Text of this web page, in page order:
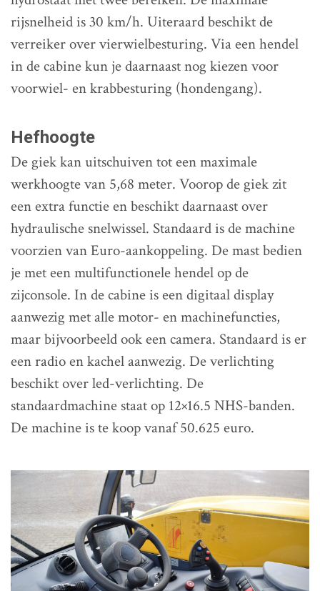
rijsnelheid is 30 km/h. Uiteraard beschikt de
verreiker over vierwielbesturing. Via een hendel
in de cabine kun je daarnaast nog kiezen voor
voorwiel- en krabbesturing (hondengang).
Hefhoogte
De giek kan uitschuiven tot een maximale
werkhoogte van 5,68 meter. Voorop de giek zit
een extra functie en beschikt daarnaast over
hydraulische snelwissel. Standaard is de machine
voorzien van Euro-aankoppeling. De mast bedien
je met een multifunctionele hendel op de
zijconsole. In de cabine is een digitaal display
aanwezig met alle motor- en machinefuncties,
maar bijvoorbeeld ook een camera. Standaard is er
een radio en kachel aanwezig. De verlichting
beschikt over led-verlichting. De
standaardmachine staat op 12×16.5 NHS-banden.
De machine is te koop vanaf 50.625 euro.